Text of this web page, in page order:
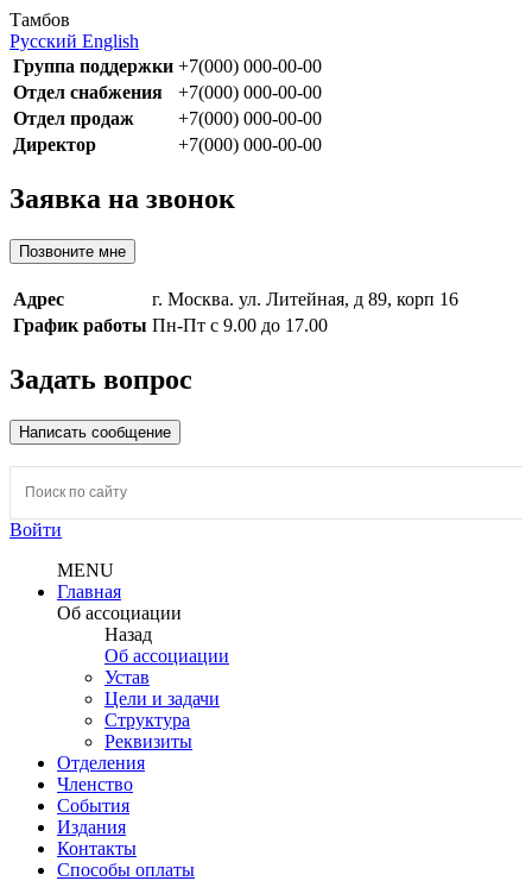
Тамбов
Русский English
Группа поддержки +7(000) 000-00-00
Отдел снабжения
+7(000) 000-00-00
Отдел продаж
+7(000) 000-00-00
Директор
+7(000) 000-00-00
Заявка на звонок
Позвоните мне
Адрес
г. Москва. ул. Литейная, д 89, корп 16
График работы Пн-Пт с 9.00 до 17.00
Задать вопрос
Написать сообщение
Войти
MENU
Главная
Об ассоциации
Назад
Об ассоциации
Устав
Цели и задачи
Структура
Реквизиты
Отделения
Членство
События
Издания
Контакты
Способы оплаты